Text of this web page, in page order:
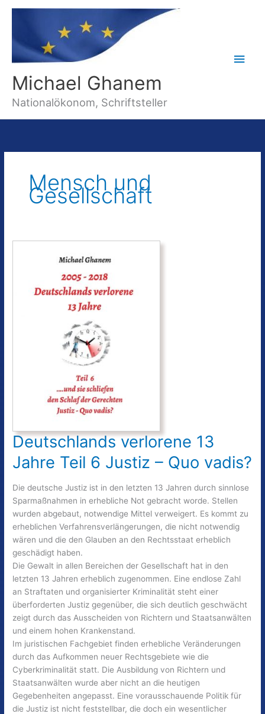
Michael Ghanem
Nationalökonom, Schriftsteller
Mensch und
Gesellschaft
Deutschlands verlorene 13
Jahre Teil 6 Justiz – Quo vadis?
Die deutsche Justiz ist in den letzten 13 Jahren durch sinnlose
Sparmaßnahmen in erhebliche Not gebracht worde. Stellen
wurden abgebaut, notwendige Mittel verweigert. Es kommt zu
erheblichen Verfahrensverlängerungen, die nicht notwendig
wären und die den Glauben an den Rechtsstaat erheblich
geschädigt haben.
Die Gewalt in allen Bereichen der Gesellschaft hat in den
letzten 13 Jahren erheblich zugenommen. Eine endlose Zahl
an Straftaten und organisierter Kriminalität steht einer
überforderten Justiz gegenüber, die sich deutlich geschwächt
zeigt durch das Ausscheiden von Richtern und Staatsanwälten
und einem hohen Krankenstand.
Im juristischen Fachgebiet finden erhebliche Veränderungen
durch das Aufkommen neuer Rechtsgebiete wie die
Cyberkriminalität statt. Die Ausbildung von Richtern und
Staatsanwälten wurde aber nicht an die heutigen
Gegebenheiten angepasst. Eine vorausschauende Politik für
die Justiz ist nicht feststellbar, die doch ein wesentlicher